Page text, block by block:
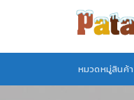
หมวดหมู่สินค้า